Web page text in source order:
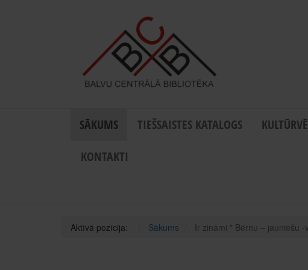
SĀKUMS TIEŠSAISTES KATALOGS
KONTAKTI
Aktīvā pozīcija: Sākums Ir zināmi " Bērnu – jauniešu